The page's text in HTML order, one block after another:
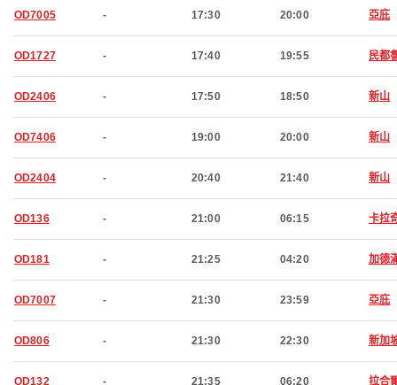
OD7005 - 17:30 20:00 亞庇
OD1727 - 17:40 19:55 民都
OD2406 - 17:50 18:50 新山
OD7406 - 19:00 20:00 新山
OD2404 - 20:40 21:40 新山
OD136 - 21:00 06:15 卡拉
OD181 - 21:25 04:20 加德
OD7007 - 21:30 23:59 亞庇
OD806 - 21:30 22:30 新加
OD132 - 21:35 06:20 拉合